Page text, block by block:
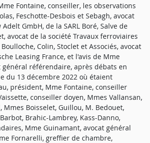
Fontaine, conseiller, les observations
Feschotte-Desbois et Sebagh, avocat
GmbH, de la SARL Boré, Salve de
avocat de la société Travaux ferroviaires
Colin, Stoclet et Associés, avocat
Leasing France, et l'avis de Mme
général référendaire, après débats en
du 13 décembre 2022 où étaient
président, Mme Fontaine, conseiller
conseiller doyen, Mmes Vallansan,
Mmes Boisselet, Guillou, M. Bedouet,
Brahic-Lambrey, Kass-Danno,
Mme Guinamant, avocat général
Fornarelli, greffier de chambre,